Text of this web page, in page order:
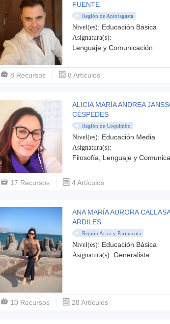
FUENTE
Región de Antofagasta
Nivel(es): Educación Básica
Asignatura(s):
Lenguaje y Comunicación
8 Recursos 8 Artículos
ALICIA MARÍA ANDREA
CÉSPEDES
Región de Coquimbo
Nivel(es): Educación Media
Asignatura(s):
Filosofía, Lenguaje y
17 Recursos 4 Artículos
ANA MARÍA AURORA
ARDILES
Región Arica y Parinacota
Nivel(es): Educación Básica
Asignatura(s): Generalista
10 Recursos 28 Artículos